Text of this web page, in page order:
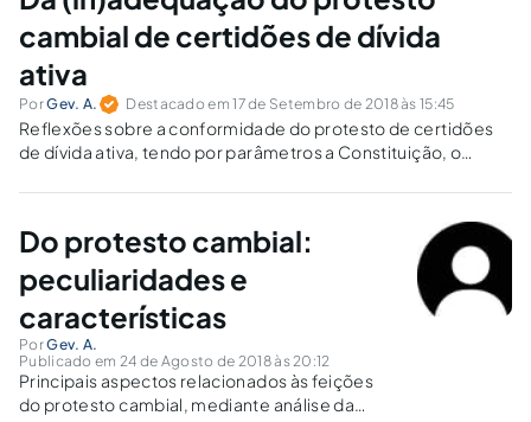
cambial de certidões de dívida
ativa
PorGev. A. Destacado em 17 de Setembro de 2018 às 15:45
Reflexões sobre a conformidade do protesto de certidões
de dívida ativa, tendo por parâmetros a Constituição, o
tribunais superiores.
Do protesto cambial:
peculiaridades e
características
PorGev. A.
Publicado em 24 de Agosto de 2018 às 20:12
Principais aspectos relacionados às feições
do protesto cambial, mediante análise da